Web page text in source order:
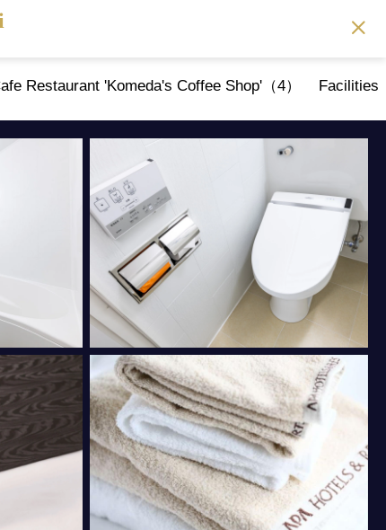
Restaurant 'Komeda's Coffee Shop'（4） Facilities